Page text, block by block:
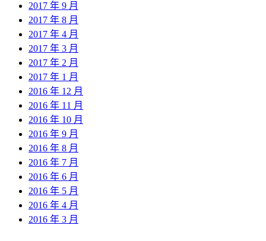
2017 年 9 月
2017 年 8 月
2017 年 4 月
2017 年 3 月
2017 年 2 月
2017 年 1 月
2016 年 12 月
2016 年 11 月
2016 年 10 月
2016 年 9 月
2016 年 8 月
2016 年 7 月
2016 年 6 月
2016 年 5 月
2016 年 4 月
2016 年 3 月